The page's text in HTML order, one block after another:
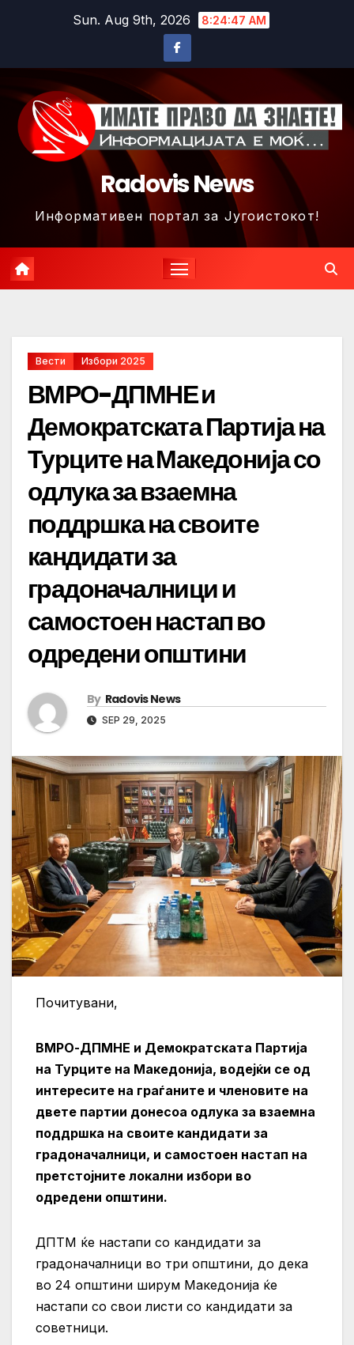
Sun. Aug 9th, 2026 8:24:50 AM
Radovis News
Информативен портал за Југоистокот!
Вести Избори 2025
ВМРО-ДПМНЕ и
Демократската Партија на
Турците на Македонија со
одлука за взаемна
поддршка на своите
кандидати за
градоначалници и
самостоен настап во
одредени општини
By Radovis News
SEP 29, 2025
Почитувани,
ВМРО-ДПМНЕ и Демократската Партија
на Турците на Македонија, водејќи се од
интересите на граѓаните и членовите на
двете партии донесоа одлука за взаемна
поддршка на своите кандидати за
градоначалници, и самостоен настап на
претстојните локални избори во
одредени општини.
ДПТМ ќе настапи со кандидати за
градоначалници во три општини, до дека
во 24 општини ширум Македонија ќе
настапи со свои листи со кандидати за
советници.